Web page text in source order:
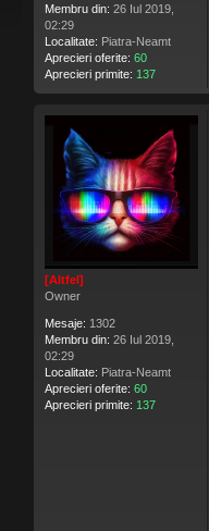
Membru din: 26 Iul 2019,
02:29
Localitate: Piatra-Neamt
Aprecieri oferite: 60
Aprecieri primite: 137
[Altfel]
Owner
Mesaje: 1302
Membru din: 26 Iul 2019,
02:29
Localitate: Piatra-Neamt
Aprecieri oferite: 60
Aprecieri primite: 137